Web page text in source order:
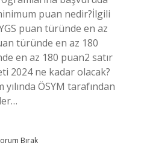
puan nedir?İlgili
puan türünde en az
türünde en az 180
en az 180 puan2 satır
2024 ne kadar olacak?
ÖSYM tarafından
Bırak